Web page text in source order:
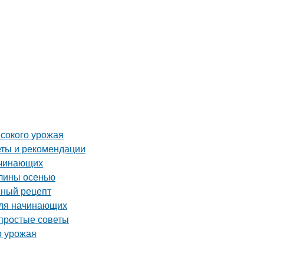
урожая
и рекомендации
осенью
рецепт
начинающих
советы
урожая